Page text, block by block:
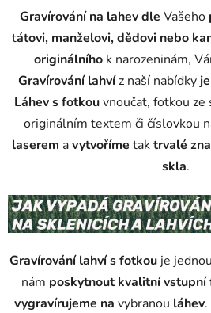
l
á
d
a
c
í
p
r
v
k
v
ý
p
i
s
u
Gravírování na lahevdle Vašeho
tátovi, manželovi, dědovi nebo
originálníhok narozeninám,
Gravírování lahvíz naší nabídky
Láhev s fotkouvnoučat, fotkou ze
originálním textem či číslovkou
laserem avytvoříme taktrvalé
skla.
Gravírování lahví s fotkou je
nám poskytnout kvalitní vstupní
vygravírujeme na vybranou láhev.